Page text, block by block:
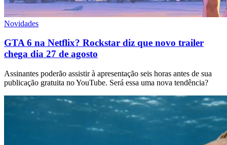
Novidades
GTA 6 na Netflix? Rockstar diz que novo trailer
chega dia 27 de agosto
Assinantes poderão assistir à apresentação seis horas antes de sua
publicação gratuita no YouTube. Será essa uma nova tendência?